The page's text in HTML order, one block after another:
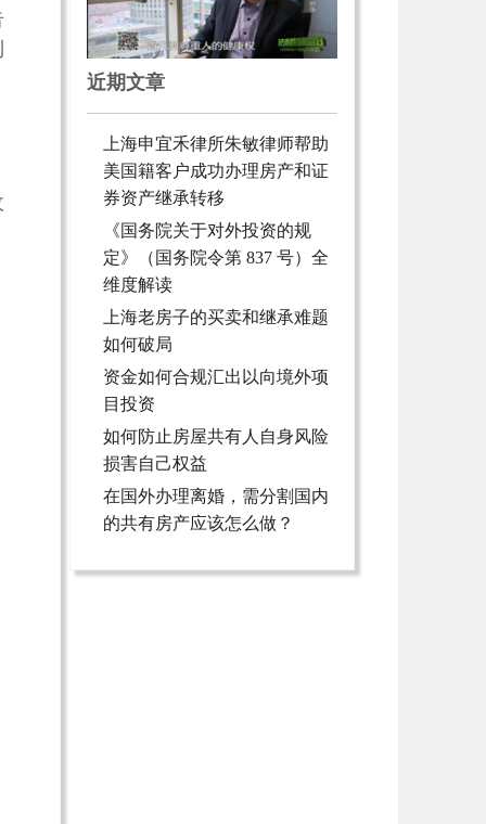
近期文章
上海申宜禾律所朱敏律师帮助
美国籍客户成功办理房产和证
券资产继承转移
《国务院关于对外投资的规
定》（国务院令第 837 号）全
维度解读
上海老房子的买卖和继承难题
如何破局
资金如何合规汇出以向境外项
目投资
如何防止房屋共有人自身风险
损害自己权益
在国外办理离婚，需分割国内
的共有房产应该怎么做？